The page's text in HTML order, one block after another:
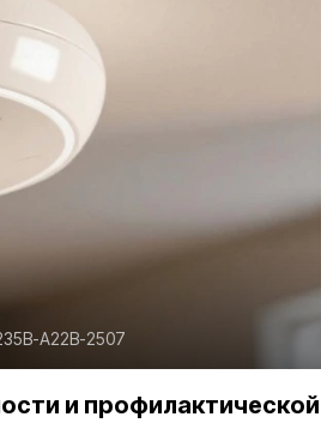
A22B-2507
и профилактической